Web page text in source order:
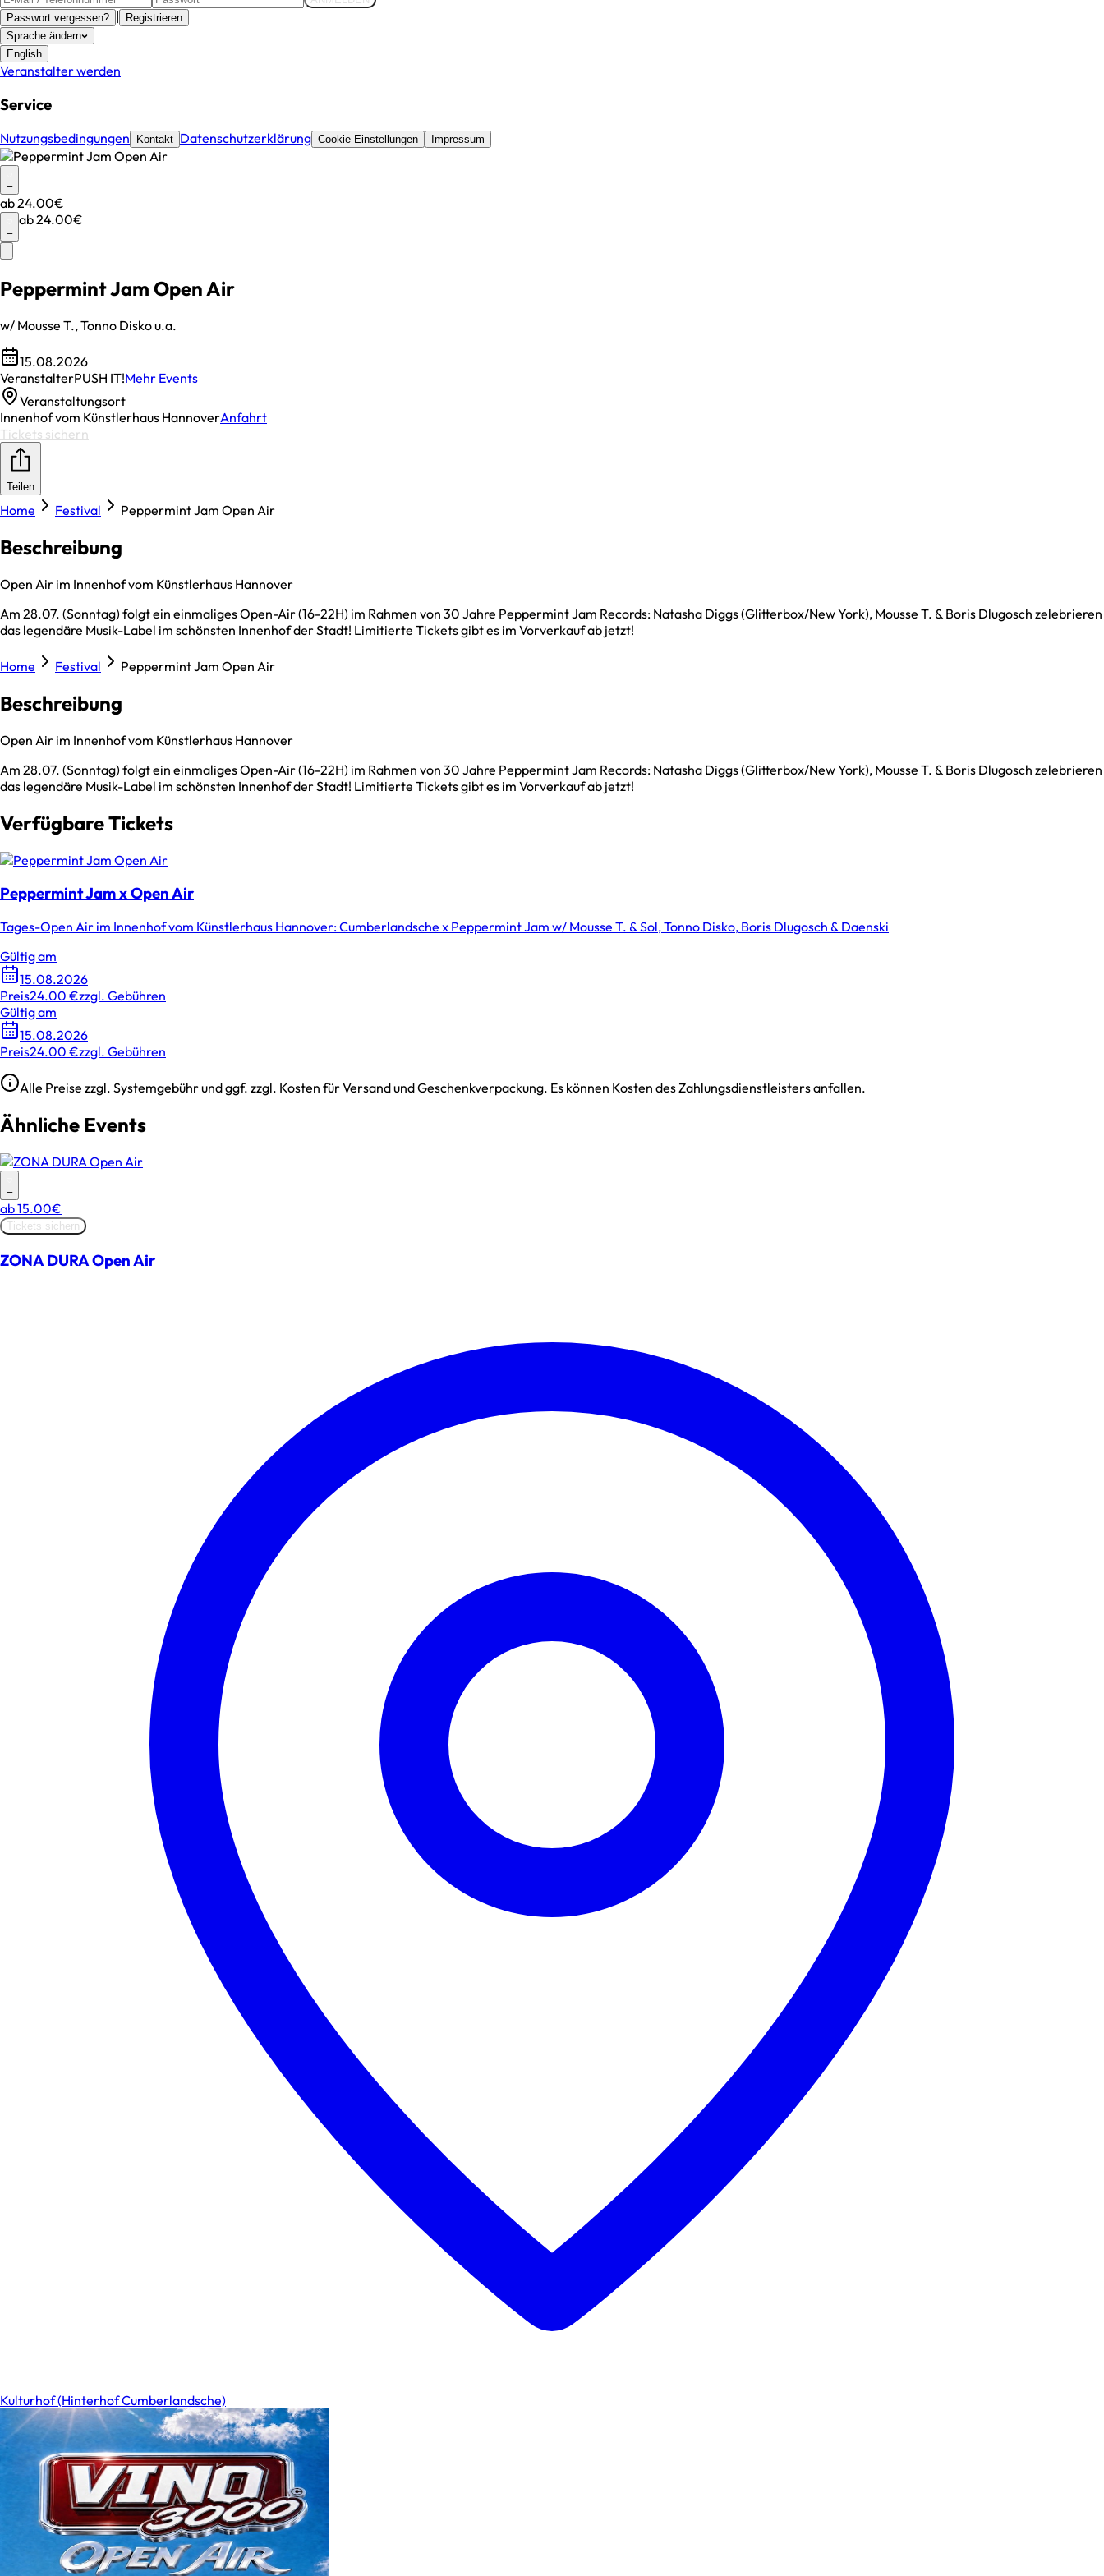
Passwort vergessen? |
Registrieren
Sprache ändern
English
Veranstalter werden
Service
Nutzungsbedingungen Kontakt Datenschutzerklärung Cookie Einstellungen Impressum
–
ab24.00€
–
ab24.00€
Peppermint Jam Open Air
w/ Mousse T., Tonno Disko u.a.
15.08.2026
VeranstalterPUSH IT!Mehr Events
Veranstaltungsort
Innenhof vom Künstlerhaus HannoverAnfahrt
Tickets sichern
Teilen
Home Festival Peppermint Jam Open Air
Beschreibung
Open Air im Innenhof vom Künstlerhaus Hannover
Am 28.07. (Sonntag) folgt ein einmaliges Open-Air (16-22H) im Rahmen von 30 Jahre Peppermint Jam Records: Natasha Diggs (Glitterbox/New York), Mousse T. & Boris Dlugosch zelebrieren
das legendäre Musik-Label im schönsten Innenhof der Stadt! Limitierte Tickets gibt es im Vorverkauf ab jetzt!
Home Festival Peppermint Jam Open Air
Beschreibung
Open Air im Innenhof vom Künstlerhaus Hannover
Am 28.07. (Sonntag) folgt ein einmaliges Open-Air (16-22H) im Rahmen von 30 Jahre Peppermint Jam Records: Natasha Diggs (Glitterbox/New York), Mousse T. & Boris Dlugosch zelebrieren
das legendäre Musik-Label im schönsten Innenhof der Stadt! Limitierte Tickets gibt es im Vorverkauf ab jetzt!
Verfügbare Tickets
Peppermint Jam x Open Air
Tages-Open Air im Innenhof vom Künstlerhaus Hannover: Cumberlandsche x Peppermint Jam w/ Mousse T. & Sol, Tonno Disko, Boris Dlugosch & Daenski
Gültig am
15.08.2026
Preis24.00 €zzgl. Gebühren
Gültig am
15.08.2026
Preis24.00 €zzgl. Gebühren
Alle Preise zzgl. Systemgebühr und ggf. zzgl. Kosten für Versand und Geschenkverpackung. Es können Kosten des Zahlungsdienstleisters anfallen.
Ähnliche Events
–
ab15.00€
Tickets sichern
ZONA DURA Open Air
Kulturhof (Hinterhof Cumberlandsche)